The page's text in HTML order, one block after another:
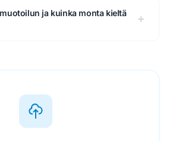
ja kuinka monta kieltä